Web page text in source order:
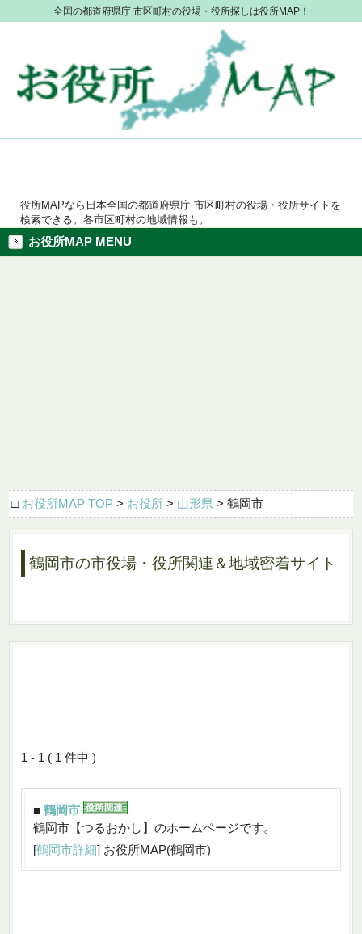
全国の都道府県庁 市区町村の役場・役所探しは役所MAP！
役所MAPなら日本全国の都道府県庁 市区町村の役場・役所サイトを
検索できる。各市区町村の地域情報も。
お役所MAP MENU
□ お役所MAP TOP > お役所 > 山形県 > 鶴岡市
鶴岡市の市役場・役所関連＆地域密着サイト
1 - 1 ( 1 件中 )
■鶴岡市
鶴岡市【つるおかし】のホームページです。
[鶴岡市詳細] お役所MAP(鶴岡市)